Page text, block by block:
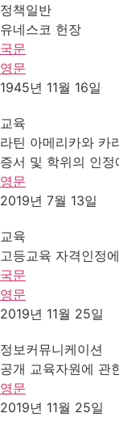
정책일반
유네스코 헌장
국문
영문
1945년 11월 16일
교육
라틴 아메리카와 카
증서 및 학위의 인
영문
2019년 7월 13일
교육
고등교육 자격인정
국문
영문
2019년 11월 25일
정보커뮤니케이션
공개 교육자원에 관
영문
2019년 11월 25일